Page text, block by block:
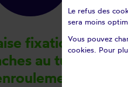
fixation des
au tube
Le refus des
sera moins
Vous pouvez
cookies. Pour